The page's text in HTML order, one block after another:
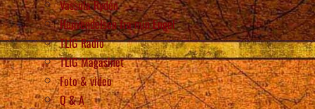
Vassula Rydén
Henvendelsen fra min Engel
TLIG Radio
TLIG Magasinet
Foto & video
Q & A